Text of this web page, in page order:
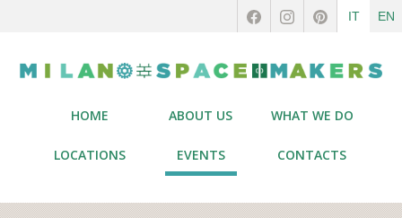
IT EN
HOME ABOUT US WHAT WE DO
LOCATIONS EVENTS CONTACTS